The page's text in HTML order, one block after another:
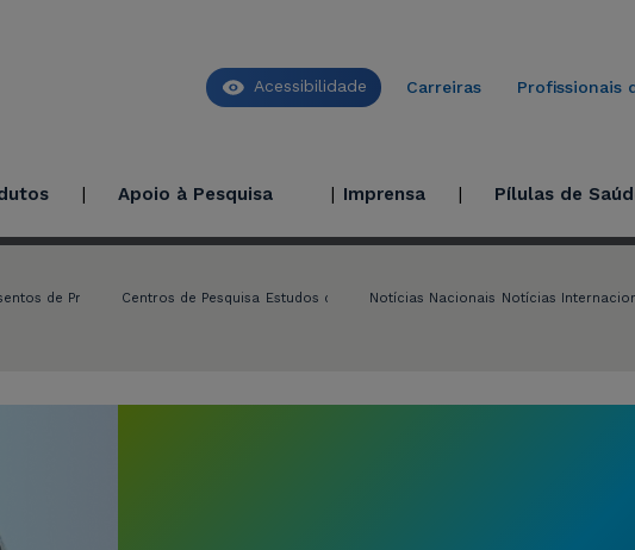
Acessibilidade Carreiras Profissionais
Responsabilidade Social
de Prescrição Venda sob Prescrição
Apoio à Pesquisa
Centros de Pesquisa Estudos de Iniciativa do Investigador
Imprensa
Notícias Nacionais Notícias
Pílulas de